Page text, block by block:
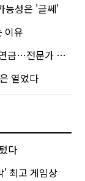
능성은 '글쎄'
이유
문가 조언은
열었다
다
최고 게임상